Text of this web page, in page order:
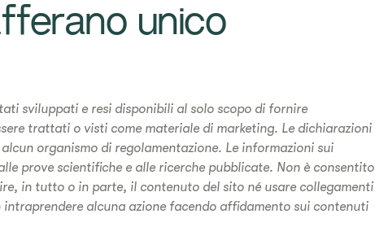
unico
sviluppati e resi disponibili al solo scopo di fornire
trattati o visti come materiale di marketing. Le dichiarazioni
organismo di regolamentazione. Le informazioni sui
prove scientifiche e alle ricerche pubblicate. Non è consentito
in tutto o in parte, il contenuto del sito né usare collegamenti
alcuna azione facendo affidamento sui contenuti